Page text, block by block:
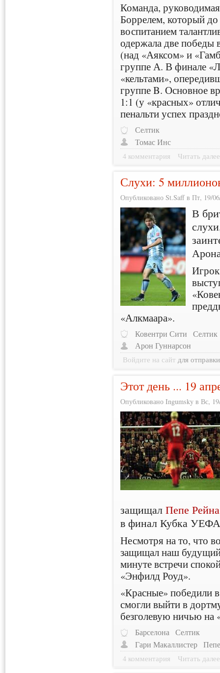
Команда,
Боррелем, который до
воспитанием
одержала две победы
(над «Аяксом» и
группе А. В финале
«кельтами»,
группе B. Основное
1:1 (у «красных»
пенальти успех
Селтик
Томас Инс
4 комментария Читать далее
Слухи: 5
Опубликовано St.Saff в Пт, 19/
В
«Алкмаара».
Ковентри Сити Селтик
Арон Гуннарсон
Войдите на сайт для
Этот день ... 19
Опубликовано Ingumsky в Вс,
защищалПепе Рейна
в финал Кубка
Несмотря на то, что
защищал наш будущий
минуте встречи
«Энфилд Роуд».
«Красные» победили
смогли выйти в
безголевую ничью
Барселона Селтик
Гари Макаллистер
4 комментария Читать далее